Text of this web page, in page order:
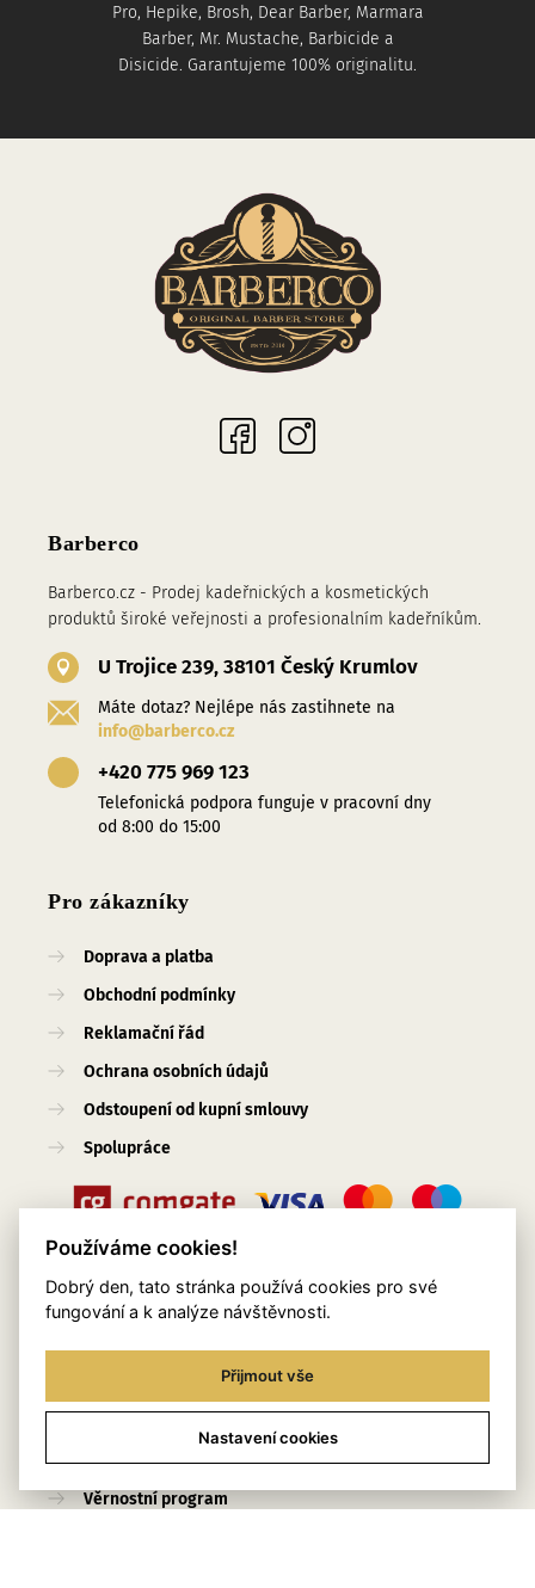
Pro, Hepike, Brosh, Dear Barber, Marmara
Barber, Mr. Mustache, Barbicide a
Disicide. Garantujeme 100% originalitu.
Barberco
Barberco.cz - Prodej kadeřnických a kosmetických
produktů široké veřejnosti a profesionalním kadeřníkům.
U Trojice 239, 38101 Český Krumlov
Máte dotaz? Nejlépe nás zastihnete na
info@barberco.cz
+420 775 969 123
Telefonická podpora funguje v pracovní dny
od 8:00 do 15:00
Pro zákazníky
Doprava a platba
Obchodní podmínky
Reklamační řád
Ochrana osobních údajů
Odstoupení od kupní smlouvy
Spolupráce
Užitečné odkazy
O nás
Kontakty
Věrnostní program
Používáme cookies!
Dobrý den, tato stránka používá cookies pro své
fungování a k analýze návštěvnosti.
Přijmout vše
Nastavení cookies